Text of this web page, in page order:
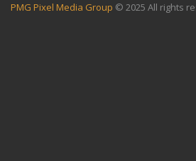
PMG Pixel Media Group © 2025 All rights